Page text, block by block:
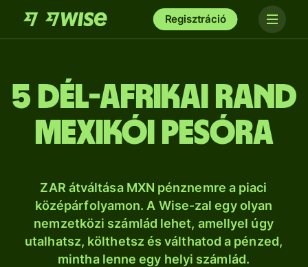
Regisztráció
5 dél-afrikai rand
mexikói pesóra
ZAR átváltása MXN pénznemre a piaci
középárfolyamon. A Wise-zal egy olyan
nemzetközi számlád lehet, amellyel úgy
utalhatsz, költhetsz és válthatod a pénzed,
mintha lenne egy helyi számlád.